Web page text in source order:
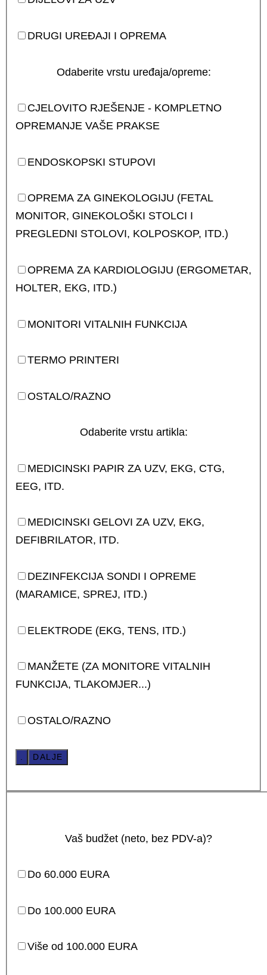
DRUGI UREĐAJI I OPREMA
Odaberite vrstu uređaja/opreme:
CJELOVITO RJEŠENJE - KOMPLETNO
OPREMANJE VAŠE PRAKSE
ENDOSKOPSKI STUPOVI
OPREMA ZA GINEKOLOGIJU (FETAL
MONITOR, GINEKOLOŠKI STOLCI I
PREGLEDNI STOLOVI, KOLPOSKOP, ITD.)
OPREMA ZA KARDIOLOGIJU (ERGOMETAR,
HOLTER, EKG, ITD.)
MONITORI VITALNIH FUNKCIJA
TERMO PRINTERI
OSTALO/RAZNO
Odaberite vrstu artikla:
MEDICINSKI PAPIR ZA UZV, EKG, CTG,
EEG, ITD.
MEDICINSKI GELOVI ZA UZV, EKG,
DEFIBRILATOR, ITD.
DEZINFEKCIJA SONDI I OPREME
(MARAMICE, SPREJ, ITD.)
ELEKTRODE (EKG, TENS, ITD.)
MANŽETE (ZA MONITORE VITALNIH
FUNKCIJA, TLAKOMJER...)
OSTALO/RAZNO
. DALJE
Vaš budžet (neto, bez PDV-a)?
Do 60.000 EURA
Do 100.000 EURA
Više od 100.000 EURA